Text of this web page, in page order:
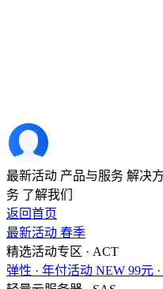
最新活动 产品与服务 解决
务 了解我们
返回首页
最新活动 春季
精选活动专区 · ACT
弹性 · 年付活动 NEW 99元